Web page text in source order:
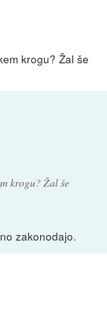
krogu? Žal še
krogu? Žal še
zakonodajo.